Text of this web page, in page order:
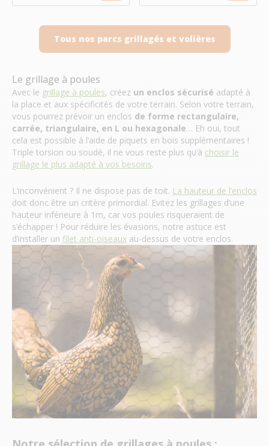
Tous nos parcs grillagés et volières
Le grillage à poules
Avec le grillage à poules, créez un enclos sécurisé adapté à
la place et aux spécificités de votre terrain. Selon votre terrain,
vous pourrez prévoir un enclos de forme rectangulaire,
carrée, triangulaire, en L ou hexagonale… Eh oui, tout
cela est possible à l’aide de piquets en bois supplémentaires !
Triple torsion ou soudé, il ne vous reste plus qu’à choisir le
grillage le plus adapté à vos besoins.
L’inconvénient ? Il ne dispose pas de toit. La hauteur de l’enclos
doit donc être un critère primordial. Evitez les grillages d’une
hauteur inférieure à 1m, car vos poules risqueraient de
s’échapper ! Pour réduire les évasions, notre astuce est
d’installer un filet anti-oiseaux au-dessus de votre enclos.